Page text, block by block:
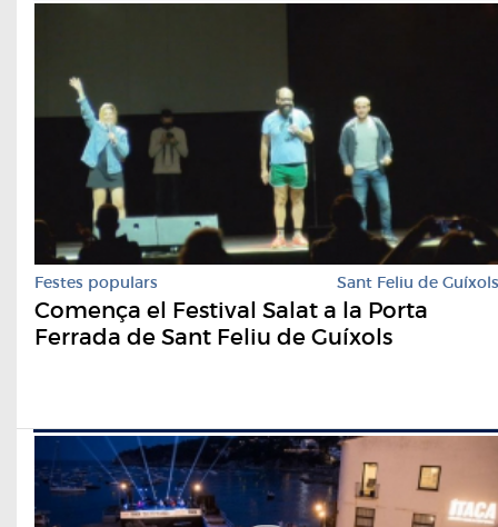
Festes populars Sant Feliu de Guíxols
Comença el Festival Salat a la Porta
Ferrada de Sant Feliu de Guíxols